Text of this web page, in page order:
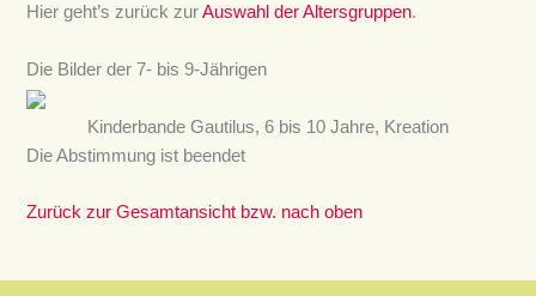
Hier geht’s zurück zurAuswahl der Altersgruppen.
Die Bilder der 7- bis 9-Jährigen
Kinderbande Gautilus, 6 bis 10 Jahre, Kreation
Die Abstimmung ist beendet
Zurück zur Gesamtansicht bzw. nach oben